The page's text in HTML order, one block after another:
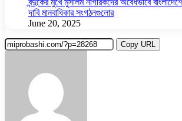
দাবি মানবাধিকার সংগঠনগুলোর
June 20, 2025
Copy URL